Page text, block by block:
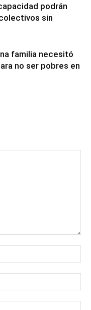
podrán
sin
familia necesitó
no ser pobres en